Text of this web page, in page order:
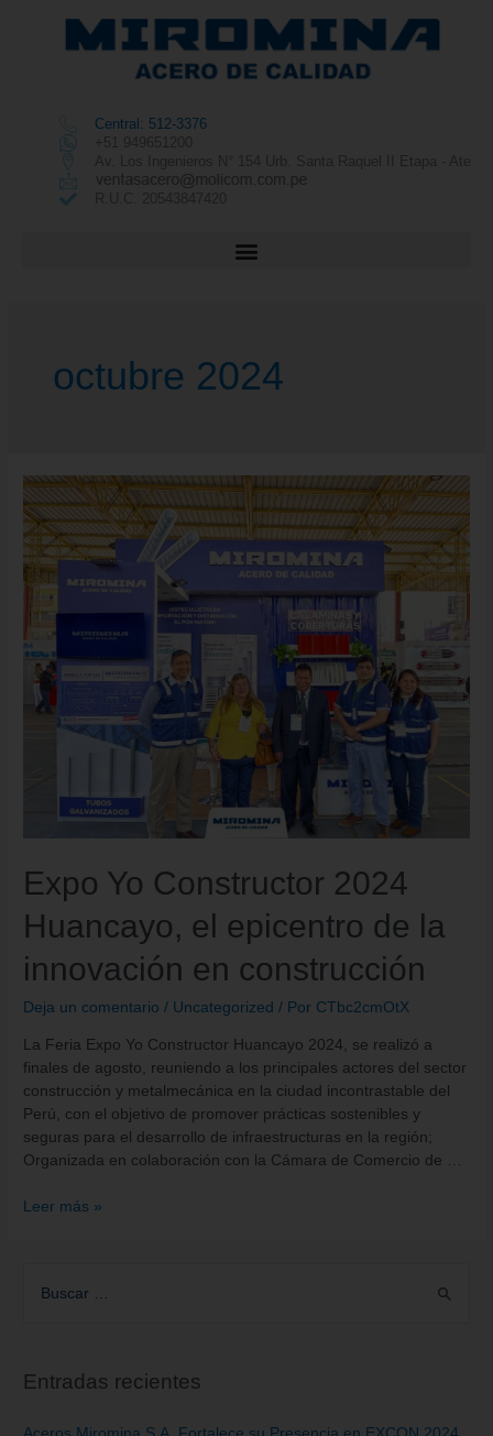
Central: 512-3376
octubre 2024
Expo Yo Constructor 2024
Huancayo, el epicentro de la
innovación en construcción
Deja un comentario / Uncategorized / Por CTbc2cmOtX
La Feria Expo Yo Constructor Huancayo 2024, se realizó a
finales de agosto, reuniendo a los principales actores del sector
construcción y metalmecánica en la ciudad incontrastable del
Perú, con el objetivo de promover prácticas sostenibles y
seguras para el desarrollo de infraestructuras en la región;
Organizada en colaboración con la Cámara de Comercio de …
Leer más »
Entradas recientes